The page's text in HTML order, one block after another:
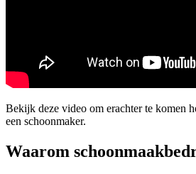
Bekijk deze video om erachter te komen
een schoonmaker.
Waarom